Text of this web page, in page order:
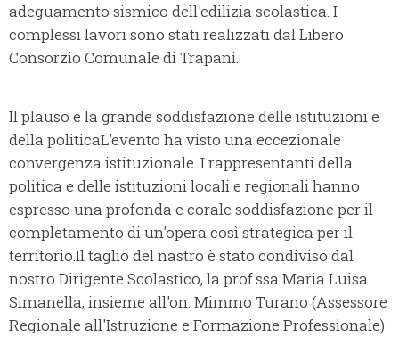
adeguamento sismico dell'edilizia scolastica. I
complessi lavori sono stati realizzati dal Libero
Consorzio Comunale di Trapani.
Il plauso e la grande soddisfazione delle istituzioni e
della politicaL'evento ha visto una eccezionale
convergenza istituzionale. I rappresentanti della
politica e delle istituzioni locali e regionali hanno
espresso una profonda e corale soddisfazione per il
completamento di un'opera così strategica per il
territorio.Il taglio del nastro è stato condiviso dal
nostro Dirigente Scolastico, la prof.ssa Maria Luisa
Simanella, insieme all'on. Mimmo Turano (Assessore
Regionale all'Istruzione e Formazione Professionale)